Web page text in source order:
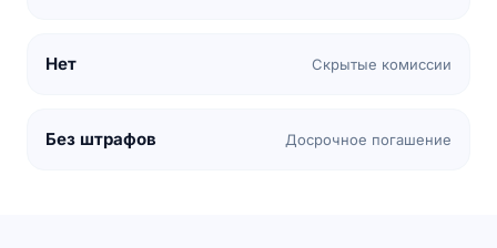
Скрытые комиссии
Нет
Досрочное погашение
Без штрафов